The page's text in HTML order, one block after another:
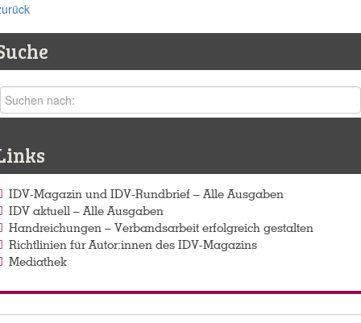
IDV-Magazin und IDV-Rundbrief – Alle Ausgaben
IDV aktuell – Alle Ausgaben
Handreichungen – Verbandsarbeit erfolgreich gestalten
Richtlinien für Autor:innen des IDV-Magazins
Mediathek